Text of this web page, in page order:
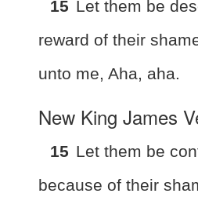
15 Let them be
reward of their
unto me, Aha, aha.
New King James
15 Let them be
because of their